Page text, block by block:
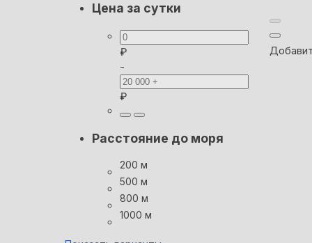
Цена за сутки
₽
-
₽
Расстояние до моря
200 м
500 м
800 м
1000 м